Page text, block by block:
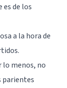
es de los
a la hora de
lo menos, no
parientes